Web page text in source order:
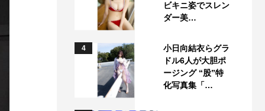
ビキニ姿でスレン
ダー美…
4
小日向結衣らグラ
ドル6人が大胆ポ
ージング “股”特
化写真集「…